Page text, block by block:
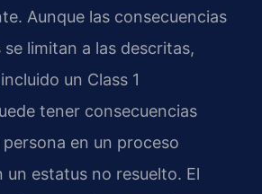
Aunque las consecuencias
limitan a las descritas,
un Class 1
tener consecuencias
en un proceso
estatus no resuelto. El